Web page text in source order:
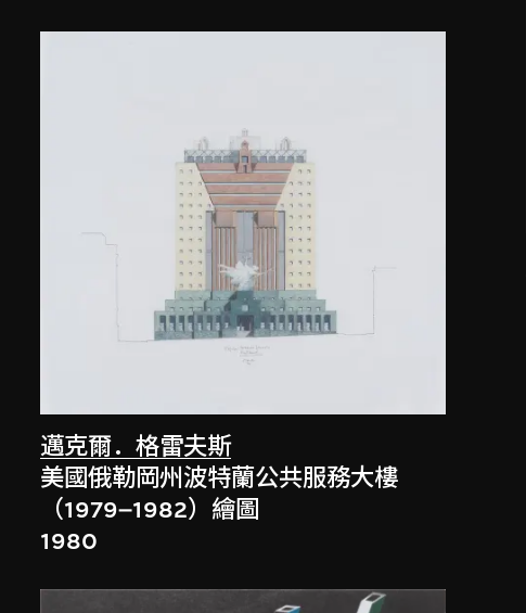
邁克爾．格雷夫斯
美國俄勒岡州波特蘭公共服務大樓
（1979–1982）繪圖
1980